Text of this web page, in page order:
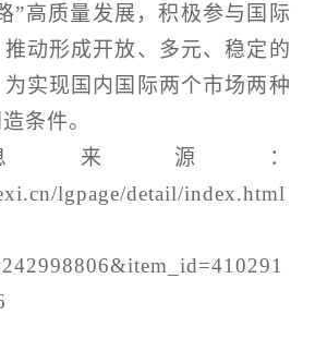
”高质量发展，积极参与国际
动形成开放、多元、稳定的
实现国内国际两个市场两种
条件。
来源：
lgpage/detail/index.html